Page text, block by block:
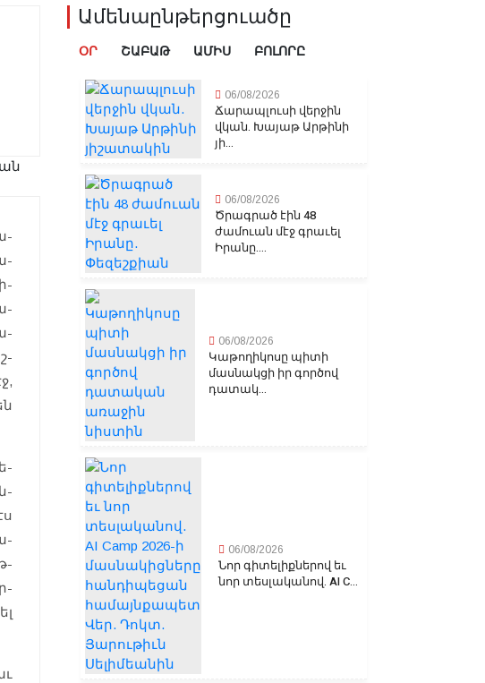
Ամենաընթերցուածը
ՕՐ ՇԱԲԱԹ ԱՄԻՍ ԲՈԼՈՐԸ
06/08/2026
Ճարապլուսի վերջին
վկան. Խայաթ Արթինի
յի...
06/08/2026
Ծրագրած էին 48
ժամուան մէջ գրաւել
Իրանը....
06/08/2026
Կաթողիկոսը պիտի
մասնակցի իր գործով
դատակ...
06/08/2026
Նոր գիտելիքներով եւ
նոր տեսլականով. AI C...